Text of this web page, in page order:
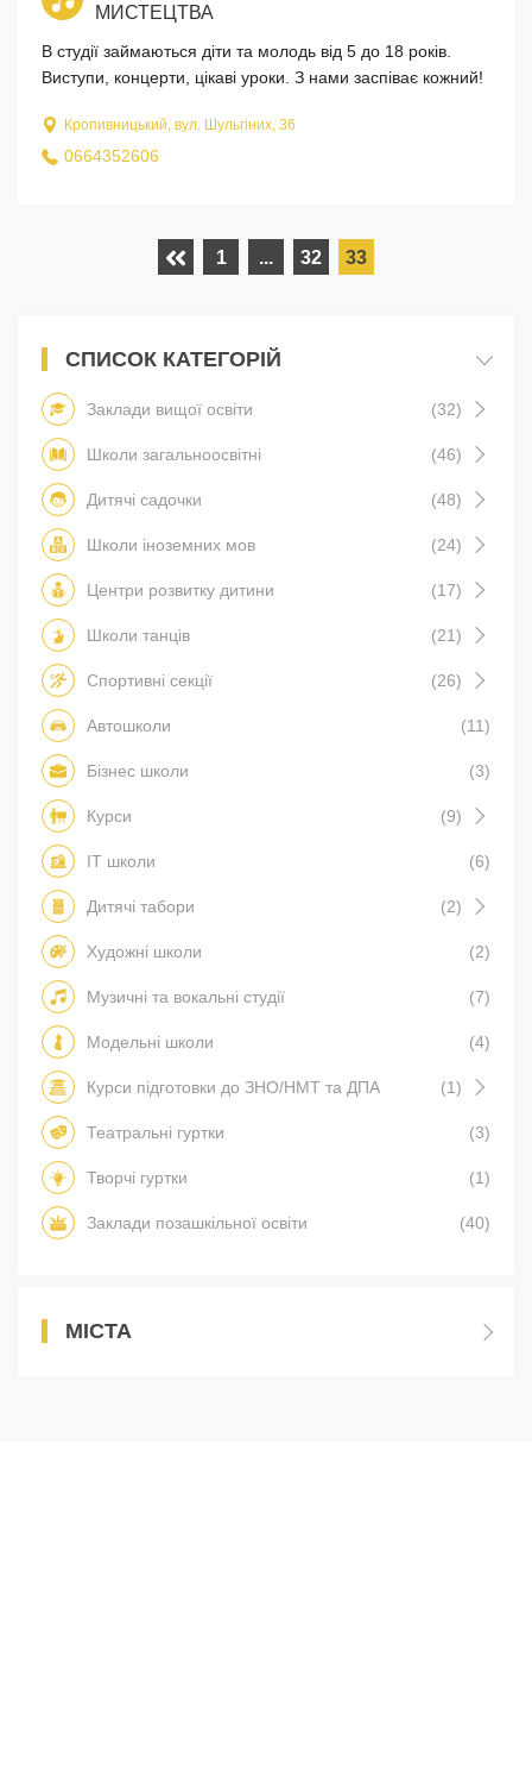
МИСТЕЦТВА
В студії займаються діти та молодь від 5 до 18 років.
Виступи, концерти, цікаві уроки. З нами заспіває кожний!
Кропивницький, вул. Шульгіних, 36
0664352606
1 ... 32 33
СПИСОК КАТЕГОРІЙ
Заклади вищої освіти (32)
Школи загальноосвітні (46)
Дитячі садочки (48)
Школи іноземних мов (24)
Центри розвитку дитини (17)
Школи танців (21)
Спортивні секції (26)
Автошколи (11)
Бізнес школи (3)
Курси (9)
IT школи (6)
Дитячі табори (2)
Художні школи (2)
Музичні та вокальні студії (7)
Модельні школи (4)
Курси підготовки до ЗНО/НМТ та ДПА (1)
Театральні гуртки (3)
Творчі гуртки (1)
Заклади позашкільної освіти (40)
МІСТА